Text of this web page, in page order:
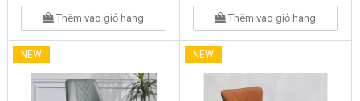
Thêm vào giỏ hàng Thêm vào giỏ hàng
NEW NEW